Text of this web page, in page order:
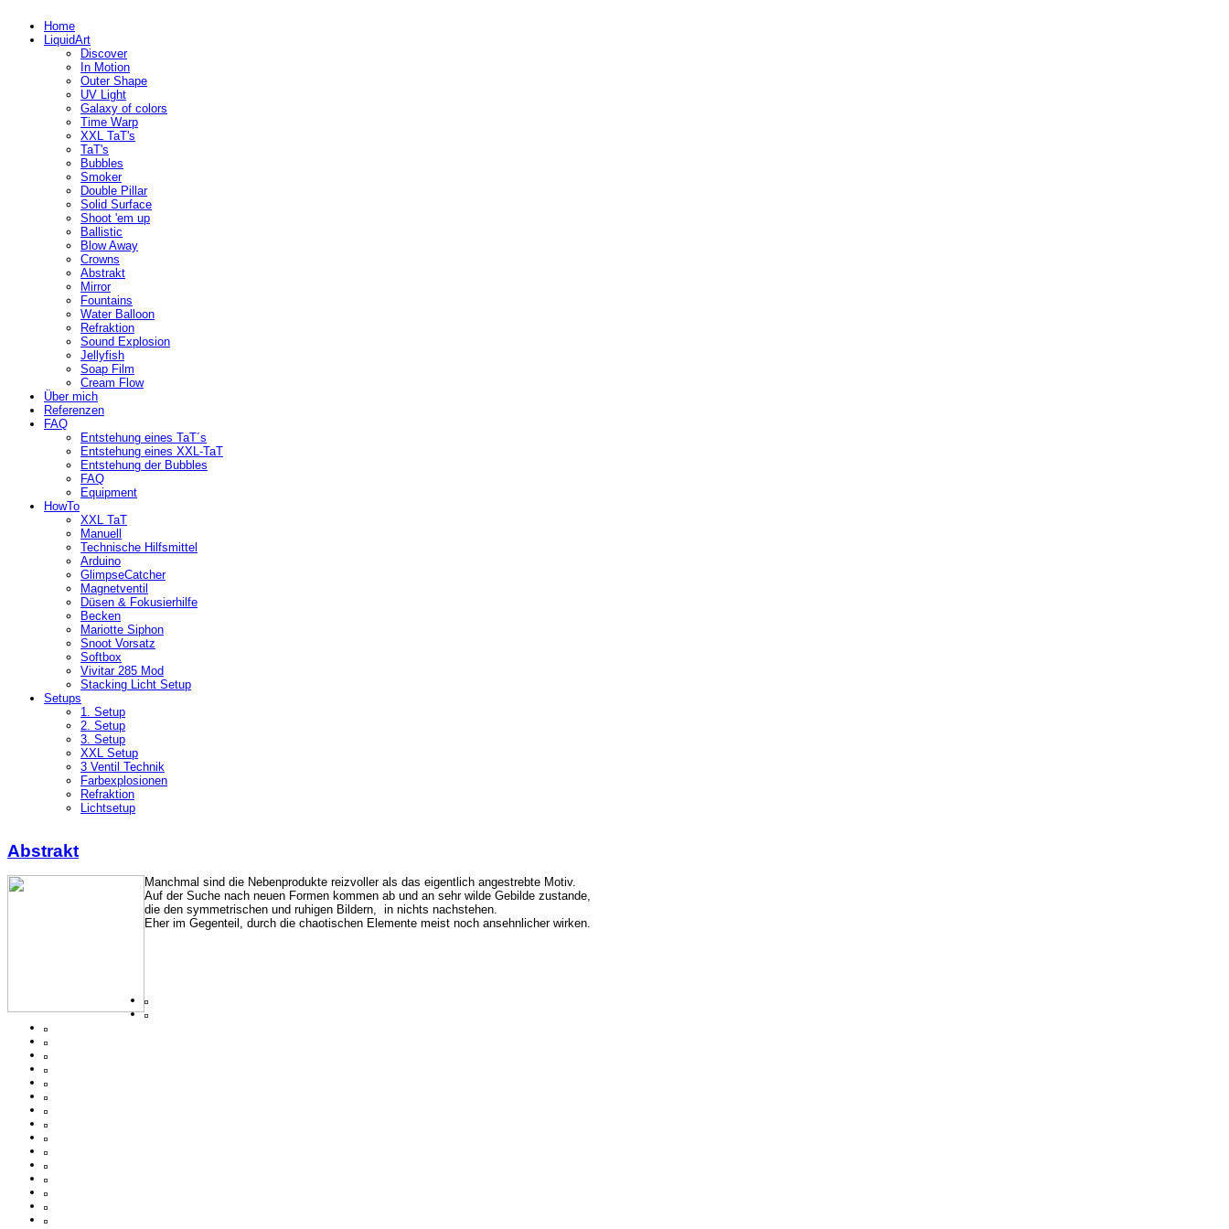
Home
LiquidArt
Discover
In Motion
Outer Shape
UV Light
Galaxy of colors
Time Warp
XXL TaT's
TaT's
Bubbles
Smoker
Double Pillar
Solid Surface
Shoot 'em up
Ballistic
Blow Away
Crowns
Abstrakt
Mirror
Fountains
Water Balloon
Refraktion
Sound Explosion
Jellyfish
Soap Film
Cream Flow
Über mich
Referenzen
FAQ
Entstehung eines TaT´s
Entstehung eines XXL-TaT
Entstehung der Bubbles
FAQ
Equipment
HowTo
XXL TaT
Manuell
Technische Hilfsmittel
Arduino
GlimpseCatcher
Magnetventil
Düsen & Fokusierhilfe
Becken
Mariotte Siphon
Snoot Vorsatz
Softbox
Vivitar 285 Mod
Stacking Licht Setup
Setups
1. Setup
2. Setup
3. Setup
XXL Setup
3 Ventil Technik
Farbexplosionen
Refraktion
Lichtsetup
Abstrakt
Manchmal sind die Nebenprodukte reizvoller als das eigentlich angestrebte Motiv.
Auf der Suche nach neuen Formen kommen ab und an sehr wilde Gebilde zustande,
die den symmetrischen und ruhigen Bildern, in nichts nachstehen.
Eher im Gegenteil, durch die chaotischen Elemente meist noch ansehnlicher wirken.